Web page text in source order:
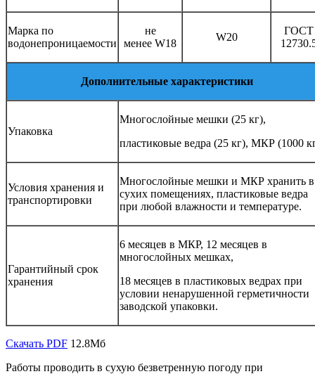
Марка по
водонепроницаемости
не
менее W18
W20
ГОСТ
Дополнительные характеристики
Упаковка
Многослойные мешки (25 кг),
пластиковые ведра (25 кг), МКР (1000
Условия хранения и
транспортировки
Многослойные мешки и МКР хранить в
сухих помещениях, пластиковые ведра
при любой влажности и температуре.
Гарантийный срок
хранения
6 месяцев в МКР, 12 месяцев в
многослойных мешках,
18 месяцев в пластиковых ведрах при
условии ненарушенной герметичности
заводской упаковки.
Скачать PDF 12.8Мб
Работы проводить в сухую безветренную погоду при